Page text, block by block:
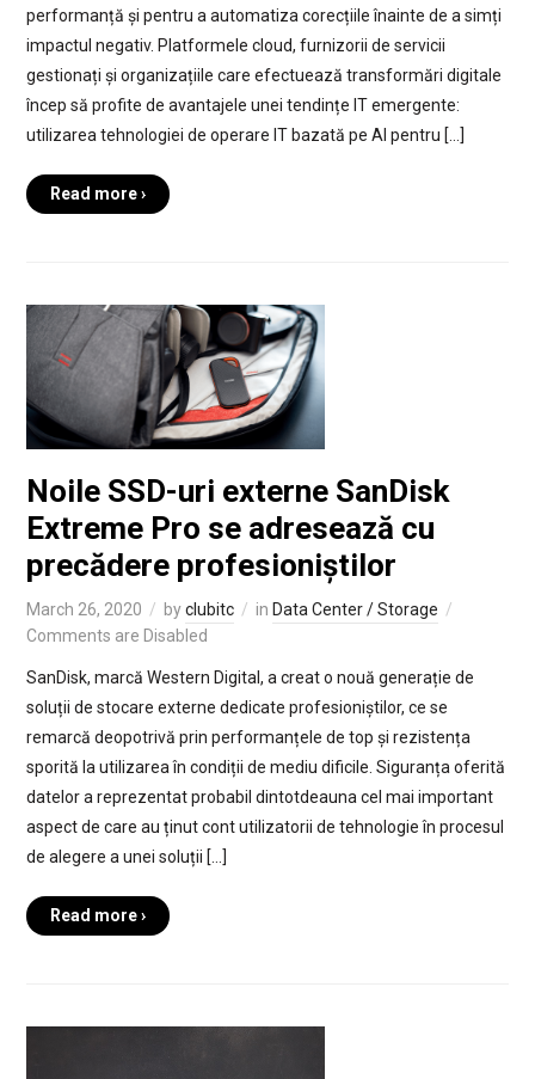
performanță și pentru a automatiza corecțiile înainte de a simți
impactul negativ. Platformele cloud, furnizorii de servicii
gestionați și organizațiile care efectuează transformări digitale
încep să profite de avantajele unei tendințe IT emergente:
utilizarea tehnologiei de operare IT bazată pe AI pentru […]
Read more ›
Noile SSD-uri externe SanDisk
Extreme Pro se adresează cu
precădere profesioniștilor
March 26, 2020 byclubitc in Data Center / Storage
Comments are Disabled
SanDisk, marcă Western Digital, a creat o nouă generație de
soluții de stocare externe dedicate profesioniștilor, ce se
remarcă deopotrivă prin performanțele de top și rezistența
sporită la utilizarea în condiții de mediu dificile. Siguranța oferită
datelor a reprezentat probabil dintotdeauna cel mai important
aspect de care au ținut cont utilizatorii de tehnologie în procesul
de alegere a unei soluții […]
Read more ›